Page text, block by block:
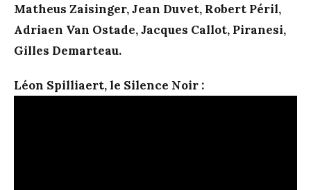
Matheus Zaisinger, Jean Duvet, Robert Péril,
Adriaen Van Ostade, Jacques Callot, Piranesi,
Gilles Demarteau.
Léon Spilliaert, le Silence Noir :